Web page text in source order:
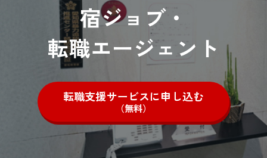
宿ジョブ・
転職エージェント
転職支援サービスに申し込む
（無料）